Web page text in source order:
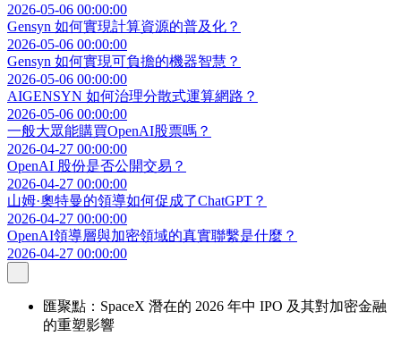
2026-05-06 00:00:00
Gensyn 如何實現計算資源的普及化？
2026-05-06 00:00:00
Gensyn 如何實現可負擔的機器智慧？
2026-05-06 00:00:00
AIGENSYN 如何治理分散式運算網路？
2026-05-06 00:00:00
一般大眾能購買OpenAI股票嗎？
2026-04-27 00:00:00
OpenAI 股份是否公開交易？
2026-04-27 00:00:00
山姆·奧特曼的領導如何促成了ChatGPT？
2026-04-27 00:00:00
OpenAI領導層與加密領域的真實聯繫是什麼？
2026-04-27 00:00:00
匯聚點：SpaceX 潛在的 2026 年中 IPO 及其對加密金融
的重塑影響